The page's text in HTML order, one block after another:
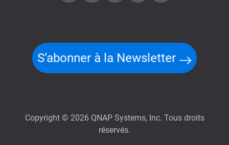
S’abonner à la Newsletter
Copyright © 2026 QNAP Systems, Inc. Tous droits
réservés.